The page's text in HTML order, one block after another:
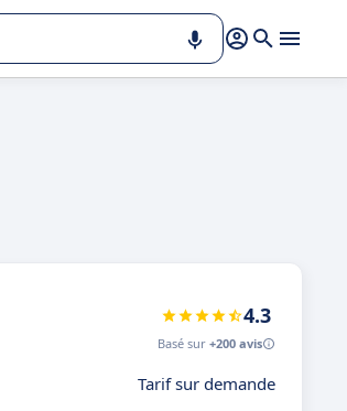
4.3
Basé sur +200 avis
Tarif sur demande